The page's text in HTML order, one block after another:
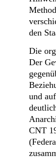
den
Die
Der
und
CNT